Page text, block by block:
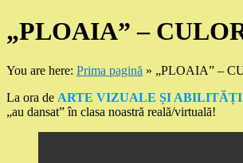
„PLOAIA” –
You are here: Prima pagină » „PLOAIA” –
La ora de ARTE VIZUALE ȘI
„au dansat” în clasa noastră reală/virtuală!